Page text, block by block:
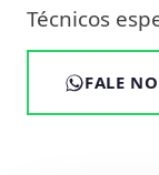
Técnicos
FALE